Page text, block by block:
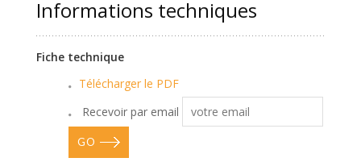
Informations techniques
Fiche technique
Télécharger le PDF
Recevoir par email
GO